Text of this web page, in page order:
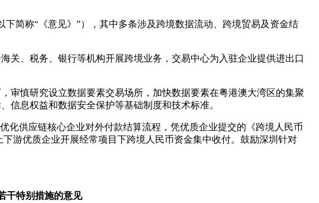
简称“《意见》”），其中多条涉及跨境数据流动、跨境贸易及资金结
关、税务、银行等机构开展跨境业务，交易中心为入驻企业提供进出口
审慎研究设立数据要素交易场所，加快数据要素在粤港澳大湾区的集聚
信息权益和数据安全保护等基础制度和技术标准。
化供应链核心企业对外付款结算流程，凭优质企业提交的《跨境人民币
游优质企业开展经常项目下跨境人民币资金集中收付。鼓励深圳针对
干特别措施的意见